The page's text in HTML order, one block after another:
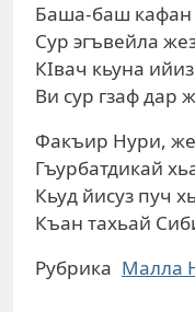
Баша-баш кафан
Сур эгъвейла
КIвач кьуна
Ви сур гзаф дар
Факъир Нури,
Гъурбатдикай
Кьуд йисуз пуч
Къан тахьай
Рубрика Малла